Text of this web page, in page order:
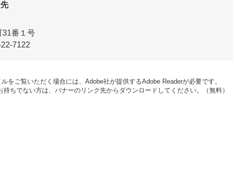
31番１号
7122
をご覧いただく場合には、Adobe社が提供するAdobe Readerが必要です。
持ちでない方は、バナーのリンク先からダウンロードしてください。（無料）